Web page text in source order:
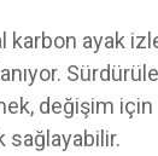
karbon ayak
değişim
sağlayabilir.